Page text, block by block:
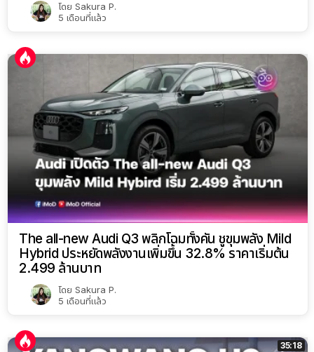
โดย Sakura P.
5 เดือนที่แล้ว
The all-new Audi Q3 พลิกโฉมทั้งคัน ชูขุมพลัง Mild
Hybrid ประหยัดพลังงานเพิ่มขึ้น 32.8% ราคาเริ่มต้น
2.499 ล้านบาท
โดย Sakura P.
5 เดือนที่แล้ว
35:18